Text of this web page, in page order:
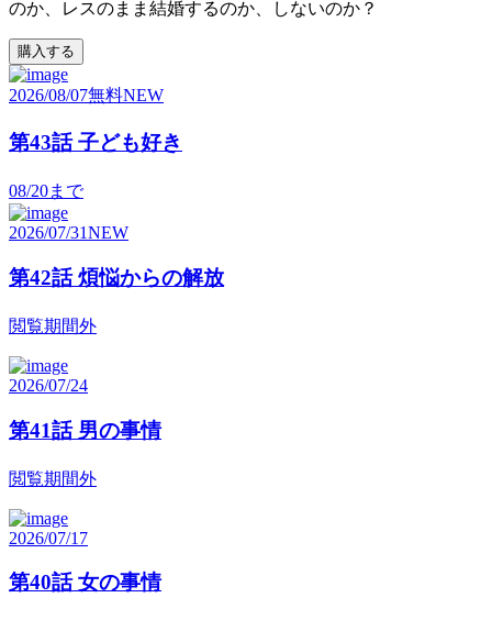
のか、レスのまま結婚するのか、しないのか？
購入する
2026/08/07無料NEW
第43話 子ども好き
08/20まで
2026/07/31NEW
第42話 煩悩からの解放
閲覧期間外
2026/07/24
第41話 男の事情
閲覧期間外
2026/07/17
第40話 女の事情